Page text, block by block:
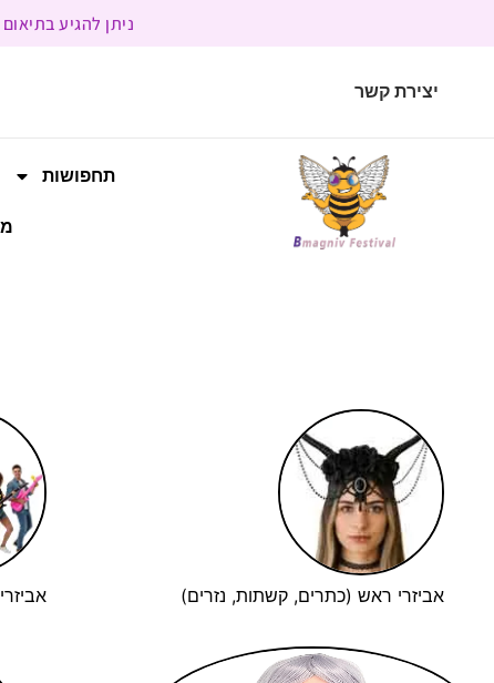
ניתן להגיע בתיאום מראש | בשעות הפעילות
יצירת קשר
תחפושות
אביזרי ראש (כתרים, קשתות, נזרים)